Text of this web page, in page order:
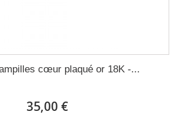
cœur plaqué or 18K -...
35,00 €